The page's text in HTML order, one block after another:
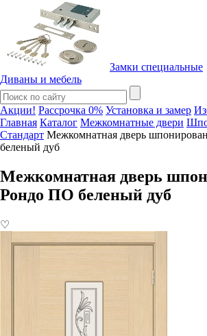
Замки специальные
Диваны и мебель
Акции! Рассрочка 0% Установка и замер
Главная Каталог Межкомнатные двери
Стандарт Межкомнатная дверь
беленый дуб
Межкомнатная дверь
Рондо ПО беленый дуб
♡